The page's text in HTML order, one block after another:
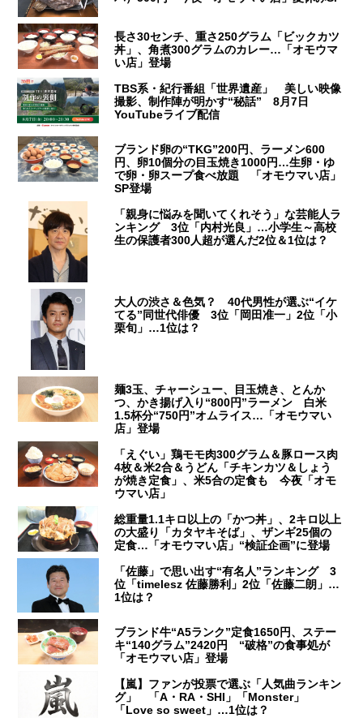
長さ30センチ、重さ250グラム「ビックカツ
丼」、角煮300グラムのカレー…「オモウマ
い店」登場
TBS系・紀行番組「世界遺産」 美しい映像
撮影、制作陣が明かす“秘話” 8月7日
YouTubeライブ配信
ブランド卵の“TKG”200円、ラーメン600
円、卵10個分の目玉焼き1000円…生卵・ゆ
で卵・卵スープ食べ放題 「オモウマい店」
SP登場
「親身に悩みを聞いてくれそう」な芸能人ラ
ンキング 3位「内村光良」…小学生～高校
生の保護者300人超が選んだ2位＆1位は？
大人の渋さ＆色気？ 40代男性が選ぶ“イケ
てる”同世代俳優 3位「岡田准一」2位「小
栗旬」…1位は？
麺3玉、チャーシュー、目玉焼き、とんか
つ、かき揚げ入り“800円”ラーメン 白米
1.5杯分“750円”オムライス…「オモウマい
店」登場
「えぐい」鶏モモ肉300グラム＆豚ロース肉
4枚＆米2合＆うどん「チキンカツ＆しょう
が焼き定食」、米5合の定食も 今夜「オモ
ウマい店」
総重量1.1キロ以上の「かつ丼」、2キロ以上
の大盛り「カタヤキそば」、ザンギ25個の
定食…「オモウマい店」“検証企画”に登場
「佐藤」で思い出す“有名人”ランキング 3
位「timelesz 佐藤勝利」2位「佐藤二朗」…
1位は？
ブランド牛“A5ランク”定食1650円、ステー
キ“140グラム”2420円 “破格”の食事処が
「オモウマい店」登場
【嵐】ファンが投票で選ぶ「人気曲ランキン
グ」 「A・RA・SHI」「Monster」
「Love so sweet」…1位は？